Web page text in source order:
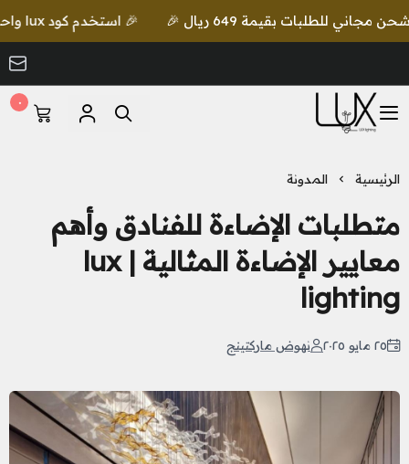
🎉 استخدم كود lux واحصل على خصم إضافي مع شحن مجاني للطلبات بقيمة 649 ريال 🎉
LUX Lighting
٠
الرئيسية المدونة
متطلبات الإضاءة للفنادق وأهم
معايير الإضاءة المثالية | lux
lighting
٢٥ مايو ٢٠٢٥ نهوض ماركتينج